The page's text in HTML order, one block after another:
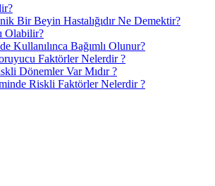
Bir Beyin Hastalığıdır Ne Demektir?
Olabilir?
Kullanılınca Bağımlı Olunur?
Faktörler Nelerdir ?
Dönemler Var Mıdır ?
Riskli Faktörler Nelerdir ?